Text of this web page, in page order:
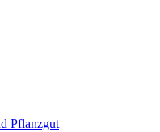
Pflanzgut